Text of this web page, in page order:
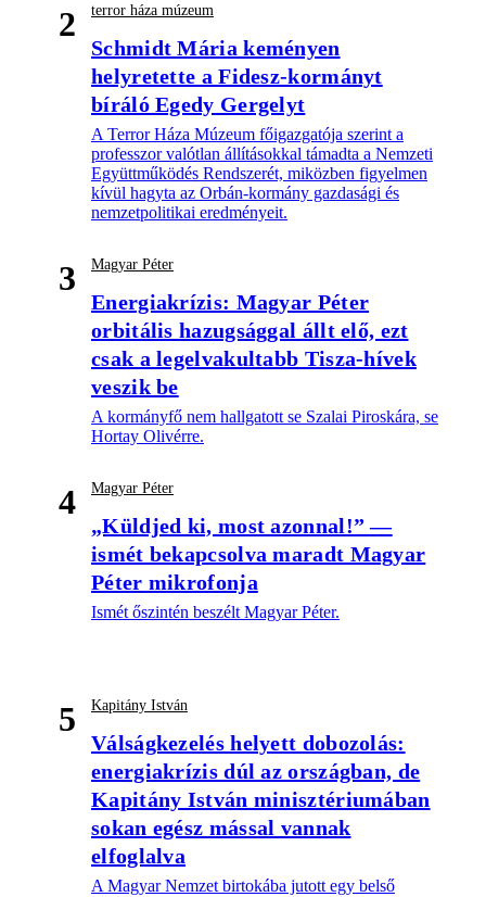
2 terror háza múzeum
Schmidt Mária keményen
helyretette a Fidesz-kormányt
bíráló Egedy Gergelyt
A Terror Háza Múzeum főigazgatója szerint a
professzor valótlan állításokkal támadta a Nemzeti
Együttműködés Rendszerét, miközben figyelmen
kívül hagyta az Orbán-kormány gazdasági és
nemzetpolitikai eredményeit.
3 Magyar Péter
Energiakrízis: Magyar Péter
orbitális hazugsággal állt elő, ezt
csak a legelvakultabb Tisza-hívek
veszik be
A kormányfő nem hallgatott se Szalai Piroskára, se
Hortay Olivérre.
4 Magyar Péter
„Küldjed ki, most azonnal!” —
ismét bekapcsolva maradt Magyar
Péter mikrofonja
Ismét őszintén beszélt Magyar Péter.
5 Kapitány István
Válságkezelés helyett dobozolás:
energiakrízis dúl az országban, de
Kapitány István minisztériumában
sokan egész mással vannak
elfoglalva
A Magyar Nemzet birtokába jutott egy belső